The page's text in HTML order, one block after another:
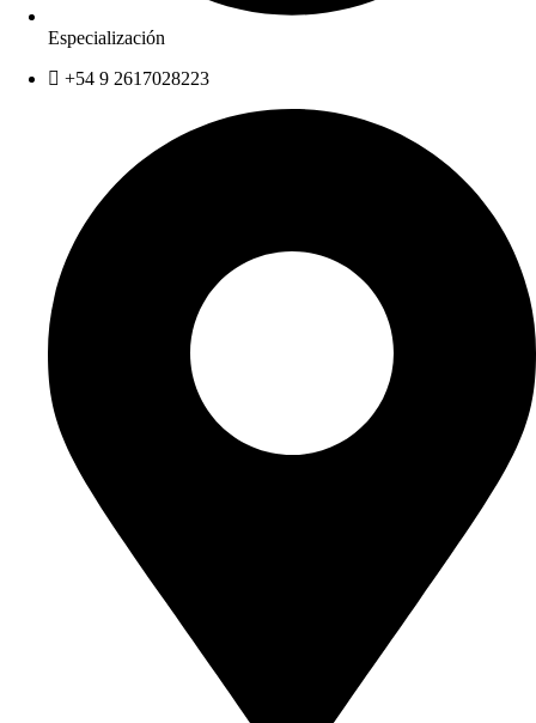
Especialización
+54 9 2617028223